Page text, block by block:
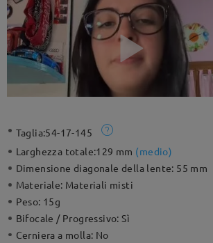
Taglia:54-17-145
Larghezza totale:129 mm (medio)
Dimensione diagonale della lente: 55 mm
Materiale: Materiali misti
Peso: 15g
Bifocale / Progressivo:Sì
Cerniera a molla: No